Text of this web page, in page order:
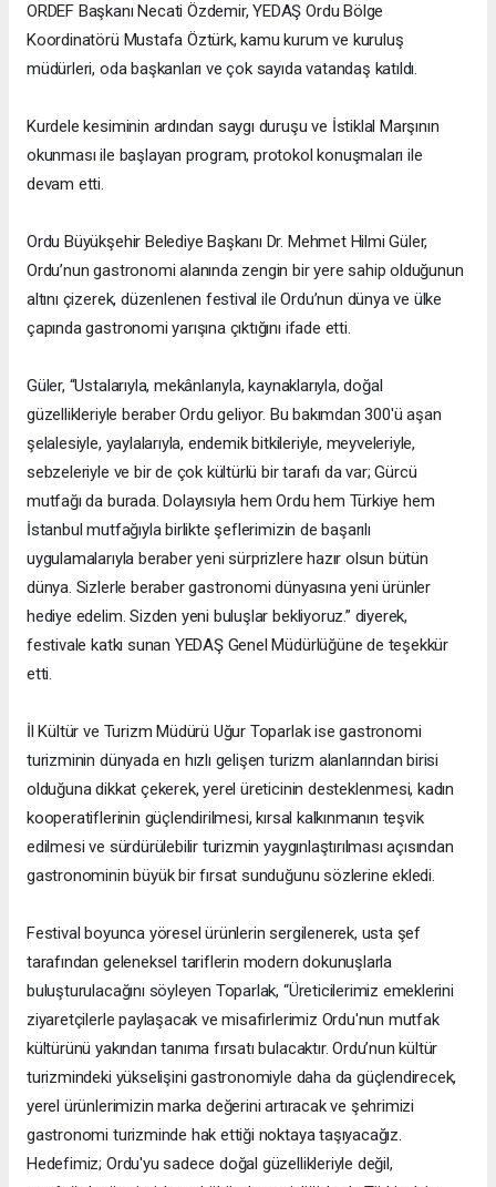
ORDEF Başkanı Necati Özdemir, YEDAŞ Ordu Bölge
Koordinatörü Mustafa Öztürk, kamu kurum ve kuruluş
müdürleri, oda başkanları ve çok sayıda vatandaş katıldı.
Kurdele kesiminin ardından saygı duruşu ve İstiklal Marşının
okunması ile başlayan program, protokol konuşmaları ile
devam etti.
Ordu Büyükşehir Belediye Başkanı Dr. Mehmet Hilmi Güler,
Ordu’nun gastronomi alanında zengin bir yere sahip olduğunun
altını çizerek, düzenlenen festival ile Ordu’nun dünya ve ülke
çapında gastronomi yarışına çıktığını ifade etti.
Güler, “Ustalarıyla, mekânlarıyla, kaynaklarıyla, doğal
güzellikleriyle beraber Ordu geliyor. Bu bakımdan 300'ü aşan
şelalesiyle, yaylalarıyla, endemik bitkileriyle, meyveleriyle,
sebzeleriyle ve bir de çok kültürlü bir tarafı da var; Gürcü
mutfağı da burada. Dolayısıyla hem Ordu hem Türkiye hem
İstanbul mutfağıyla birlikte şeflerimizin de başarılı
uygulamalarıyla beraber yeni sürprizlere hazır olsun bütün
dünya. Sizlerle beraber gastronomi dünyasına yeni ürünler
hediye edelim. Sizden yeni buluşlar bekliyoruz.” diyerek,
festivale katkı sunan YEDAŞ Genel Müdürlüğüne de teşekkür
etti.
İl Kültür ve Turizm Müdürü Uğur Toparlak ise gastronomi
turizminin dünyada en hızlı gelişen turizm alanlarından birisi
olduğuna dikkat çekerek, yerel üreticinin desteklenmesi, kadın
kooperatiflerinin güçlendirilmesi, kırsal kalkınmanın teşvik
edilmesi ve sürdürülebilir turizmin yaygınlaştırılması açısından
gastronominin büyük bir fırsat sunduğunu sözlerine ekledi.
Festival boyunca yöresel ürünlerin sergilenerek, usta şef
tarafından geleneksel tariflerin modern dokunuşlarla
buluşturulacağını söyleyen Toparlak, “Üreticilerimiz emeklerini
ziyaretçilerle paylaşacak ve misafirlerimiz Ordu'nun mutfak
kültürünü yakından tanıma fırsatı bulacaktır. Ordu’nun kültür
turizmindeki yükselişini gastronomiyle daha da güçlendirecek,
yerel ürünlerimizin marka değerini artıracak ve şehrimizi
gastronomi turizminde hak ettiği noktaya taşıyacağız.
Hedefimiz; Ordu'yu sadece doğal güzellikleriyle değil,